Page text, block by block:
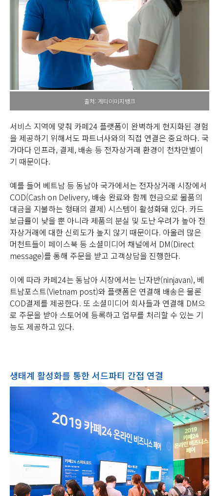
출처: 게티이미지뱅크
서비스 지역에 맞춰 카페24 플랫폼이 완벽하게 현지화된 경험
을 제공하기 위해서도 파트너사와의 직접 연결은 중요하다. 국
가마다 인프라, 결제, 배송 등 전자상거래 환경이 천차만별이
기 때문이다.
예를 들어 베트남 등 동남아 국가에서는 전자상거래 시장에서
COD(Cash on Delivery, 배송 완료와 함께 현금으로 물품의
대금을 지불하는 형태의 결제) 시스템이 활성화돼 있다. 카드
보급률이 낮을 뿐 아니라 제품의 분실 및 도난 우려가 높아 전
자상거래에 대한 신뢰도가 높지 않기 때문이다. 아울러 많은
머천트들이 페이스북 등 소셜미디어 채널에서 DM(Direct
message)를 통해 주문을 받고 고객상담을 진행한다.
이에 따라 카페24는 동남아 시장에서는 닌자반(ninjavan), 베
트남포스트(Vietnam post)와 플랫폼은 연결해 배송은 물론
COD결제를 제공한다. 또 소셜미디어 회사들과 연결해 DM으
로 주문을 받아 스토어에 등록하고 업무를 처리할 수 있는 기
능도 제공하고 있다.
생태계 활성화를 통한 서드파티 간접 연결